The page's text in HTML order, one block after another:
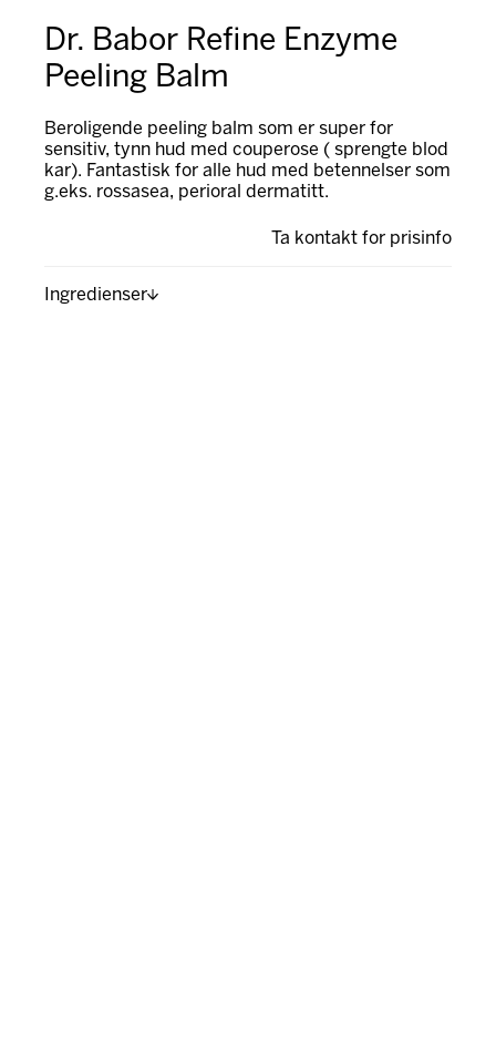
Dr. Babor Refine Enzyme
Peeling Balm
Beroligende peeling balm som er super for
sensitiv, tynn hud med couperose ( sprengte blod
kar). Fantastisk for alle hud med betennelser som
g.eks. rossasea, perioral dermatitt.
Ta kontakt for prisinfo
Ingredienser